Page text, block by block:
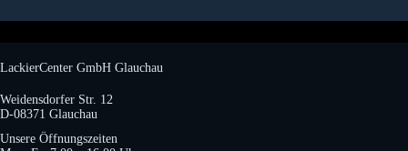
LackierCenter GmbH Glauchau
Weidensdorfer Str. 12
D-08371 Glauchau
Unsere Öffnungszeiten